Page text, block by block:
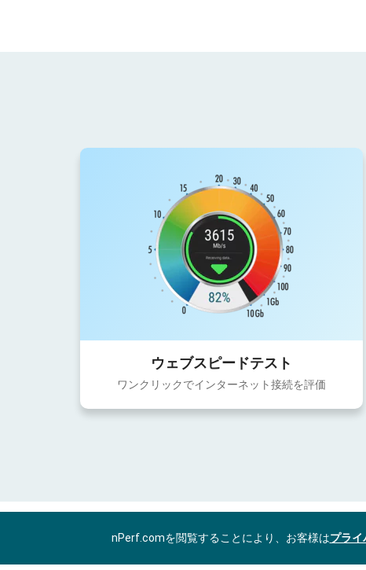
ウェブスピードテスト
ワンクリックでインターネット接続を評価
nPerf.comを閲覧することにより、お客様はプラ